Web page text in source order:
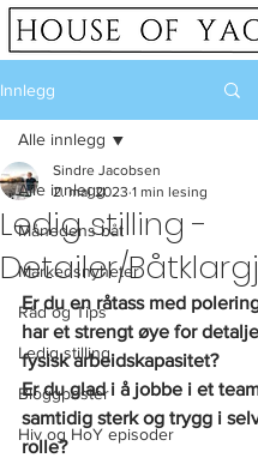
Innlegg
Alle innlegg
Månedens båt
Markedsnyheter
Råd og Tips
Ledig stilling
Bloggposter
Hiv og HoY episoder
Alle innlegg
Ledig stilling -
Detailer/
Sindre Jacobsen
2. mai 2023 1 min lesing
Er du en råtass med
har et strengt øye for
fysisk arbeidskapasitet?
Er du glad i å jobbe i et
samtidig sterk og trygg i
rolle?